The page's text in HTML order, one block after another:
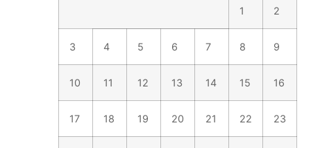
1 2
3 4 5 6 7 8 9
10 11 12 13 14 15 16
17 18 19 20 21 22 23